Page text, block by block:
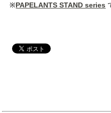
※PAPELANTS STAND series